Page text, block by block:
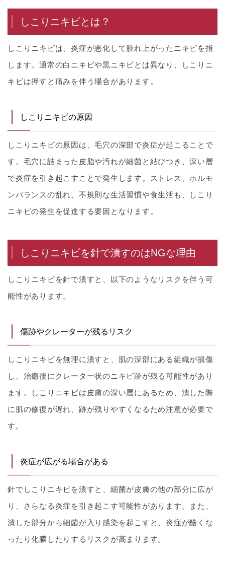
しこりニキビとは？
しこりニキビは、炎症が悪化して腫れ上がったニキビを指
します。通常の白ニキビや黒ニキビとは異なり、しこりニ
キビは押すと痛みを伴う場合があります。
しこりニキビの原因
しこりニキビの原因は、毛穴の深部で炎症が起こることで
す。毛穴に詰まった皮脂や汚れが細菌と結びつき、深い層
で炎症を引き起こすことで発生します。ストレス、ホルモ
ンバランスの乱れ、不規則な生活習慣や食生活も、しこり
ニキビの発生を促進する要因となります。
しこりニキビを針で潰すのはNGな理由
しこりニキビを針で潰すと、以下のようなリスクを伴う可
能性があります。
傷跡やクレーターが残るリスク
しこりニキビを無理に潰すと、肌の深部にある組織が損傷
し、治癒後にクレーター状のニキビ跡が残る可能性があり
ます。しこりニキビは皮膚の深い層にあるため、潰した際
に肌の修復が遅れ、跡が残りやすくなるため注意が必要で
す。
炎症が広がる場合がある
針でしこりニキビを潰すと、細菌が皮膚の他の部分に広が
り、さらなる炎症を引き起こす可能性があります。また、
潰した部分から細菌が入り感染を起こすと、炎症が酷くな
ったり化膿したりするリスクが高まります。